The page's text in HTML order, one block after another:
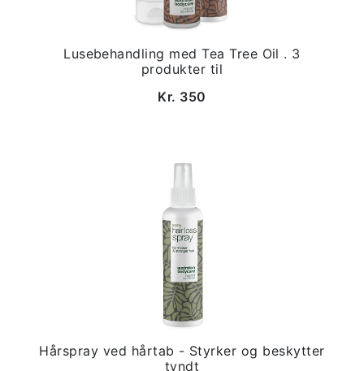
Lusebehandling med Tea Tree Oil . 3
produkter til
Kr. 350
Hårspray ved hårtab - Styrker og beskytter
tyndt